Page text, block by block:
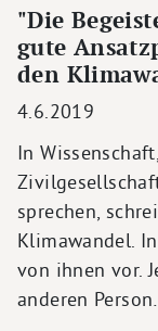
"Die
gute
den
4.6.2019
In
sprechen,
Klimawandel.
von ihnen vor.
anderen Person…